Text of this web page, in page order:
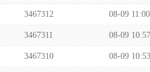
3467312 08-09
3467311 08-09
3467310 08-09